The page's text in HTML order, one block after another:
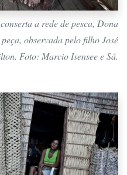
a rede de pesca, Dona
observada pelo filho José
Foto: Marcio Isensee e Sá.